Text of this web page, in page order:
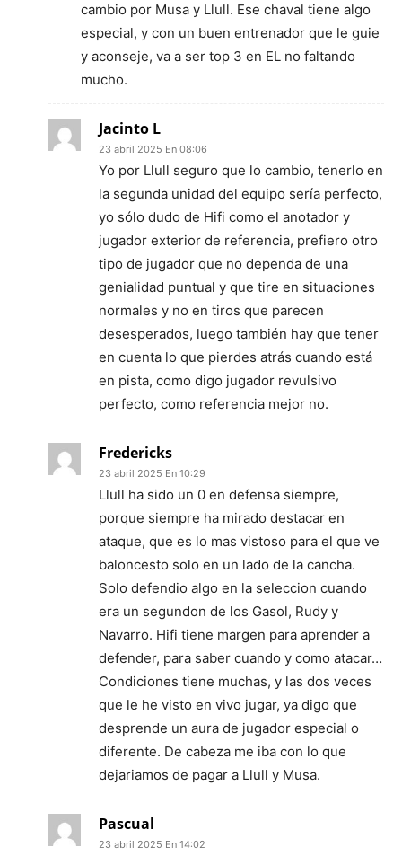
cambio por Musa y Llull. Ese chaval tiene algo
especial, y con un buen entrenador que le guie
y aconseje, va a ser top 3 en EL no faltando
mucho.
Jacinto L
23 abril 2025 En 08:06
Yo por Llull seguro que lo cambio, tenerlo en
la segunda unidad del equipo sería perfecto,
yo sólo dudo de Hifi como el anotador y
jugador exterior de referencia, prefiero otro
tipo de jugador que no dependa de una
genialidad puntual y que tire en situaciones
normales y no en tiros que parecen
desesperados, luego también hay que tener
en cuenta lo que pierdes atrás cuando está
en pista, como digo jugador revulsivo
perfecto, como referencia mejor no.
Fredericks
23 abril 2025 En 10:29
Llull ha sido un 0 en defensa siempre,
porque siempre ha mirado destacar en
ataque, que es lo mas vistoso para el que ve
baloncesto solo en un lado de la cancha.
Solo defendio algo en la seleccion cuando
era un segundon de los Gasol, Rudy y
Navarro. Hifi tiene margen para aprender a
defender, para saber cuando y como atacar…
Condiciones tiene muchas, y las dos veces
que le he visto en vivo jugar, ya digo que
desprende un aura de jugador especial o
diferente. De cabeza me iba con lo que
dejariamos de pagar a Llull y Musa.
Pascual
23 abril 2025 En 14:02